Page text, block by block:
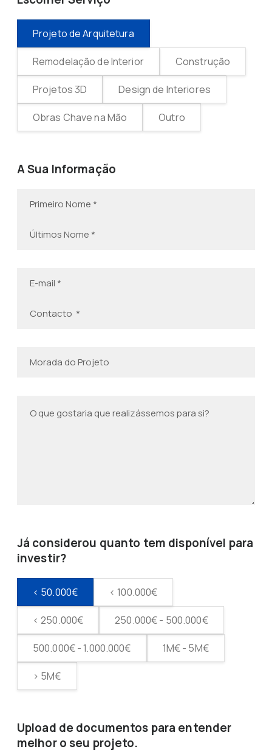
Projeto de Arquitetura
Remodelação de Interior Construção
Projetos 3D Design de Interiores
Obras Chave na Mão Outro
A Sua Informação
Já considerou quanto tem disponível para
investir?
< 50.000€ < 100.000€
< 250.000€ 250.000€ - 500.000€
500.000€ - 1.000.000€ 1M€ - 5M€
> 5M€
Upload de documentos para entender
melhor o seu projeto.